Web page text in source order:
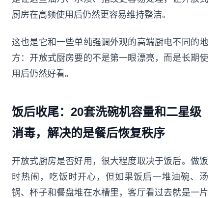
厨房在高频使用后仍然更容易维持整洁。
这也是它和一些单纯强调外观的高端厨电不同的地
方：开放式厨房要的不是第一眼漂亮，而是长期使
用后仍然好看。
饭后收尾：20套洗碗机容量和二星级
消毒，解决的是餐后恢复秩序
开放式厨房是否好用，很大程度取决于饭后。做饭
时热闹，吃饭时开心，但如果饭后一堆油碗、汤
锅、杯子和餐盘堆在水槽里，客厅看过去就是一片